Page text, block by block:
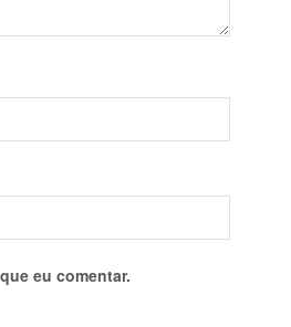
eu comentar.